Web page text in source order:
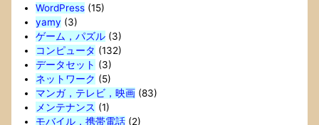
WordPress(15)
yamy (3)
ゲーム，パズル(3)
コンピュータ (132)
データセット (3)
ネットワーク (5)
マンガ，テレビ，映画(83)
メンテナンス (1)
モバイル，携帯電話(2)